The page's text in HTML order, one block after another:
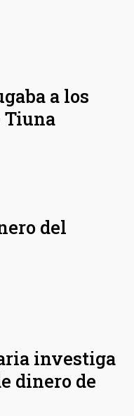
a los
Tiuna
del
investiga
dinero de